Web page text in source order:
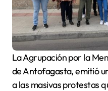
La Agrupación por la Memoria Histórica Providencia
de Antofagasta, emitió
a las masivas protestas